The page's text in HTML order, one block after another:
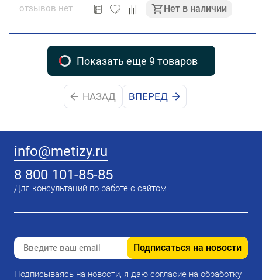
отзывов нет Нет в наличии
Показать еще 9 товаров
НАЗАД ВПЕРЕД
info@metizy.ru
8 800 101-85-85
Для консультаций по работе с сайтом
Подписаться на новости
Подписываясь на новости, я даю согласие на обработку